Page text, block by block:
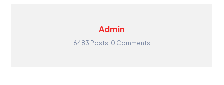
Admin
6483 Posts 0 Comments